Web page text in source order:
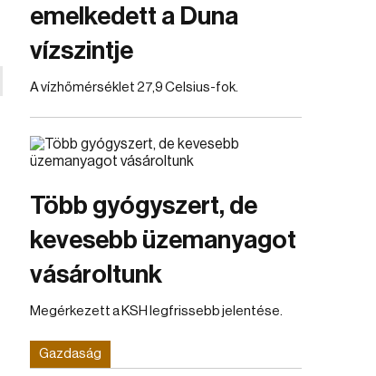
emelkedett a Duna
vízszintje
A vízhőmérséklet 27,9 Celsius-fok.
Több gyógyszert, de
kevesebb üzemanyagot
vásároltunk
Megérkezett a KSH legfrissebb jelentése.
Gazdaság